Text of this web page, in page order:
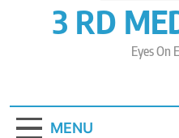
3 RD
Eyes On
MENU